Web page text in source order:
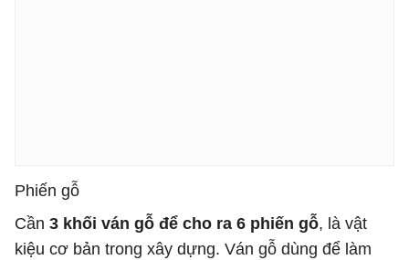
Phiến gỗ
Cần 3 khối ván gỗ để cho ra 6 phiến gỗ, là vật
kiệu cơ bản trong xây dựng. Ván gỗ dùng để làm